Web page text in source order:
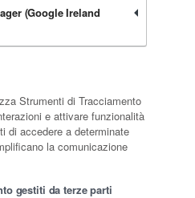
(Google Ireland
Strumenti di Tracciamento
e attivare funzionalità
di accedere a determinate
la comunicazione
gestiti da terze parti